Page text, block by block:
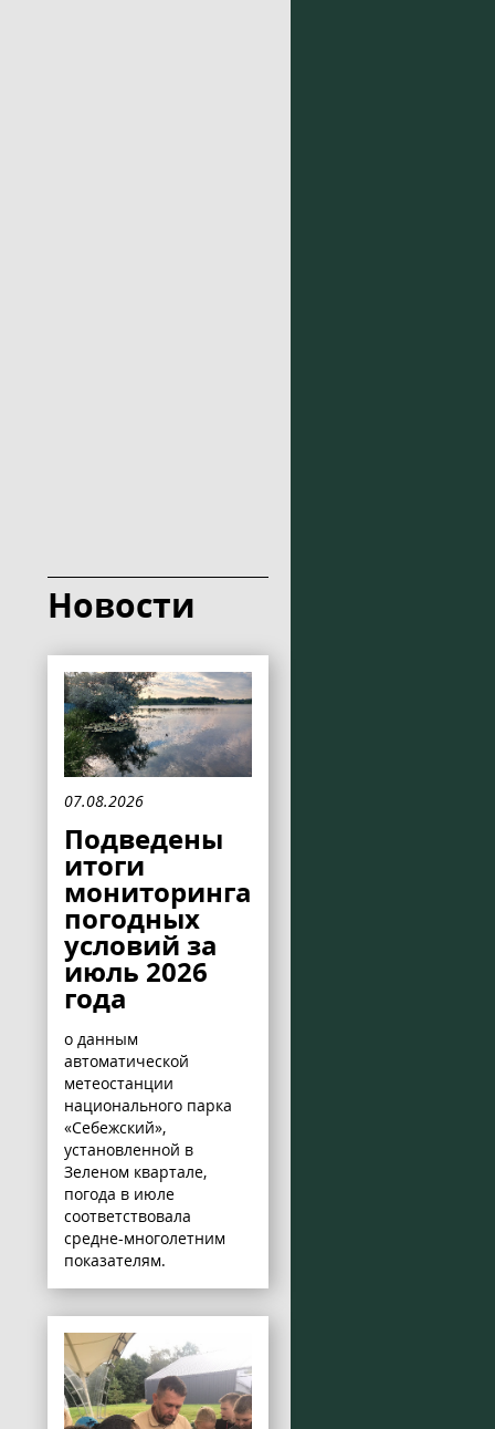
Новости
07.08.2026
Подведены
итоги
мониторинга
погодных
условий за
июль 2026
года
о данным
автоматической
метеостанции
национального парка
«Себежский»,
установленной в
Зеленом квартале,
погода в июле
соответствовала
средне-многолетним
показателям.